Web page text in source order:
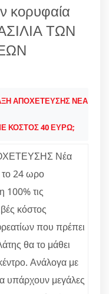
κορυφαία
ΤΩΝ
ΑΠΟΧΕΤΕΥΣΗΣ ΝΕΑ
ΚΟΣΤΟΣ 40 ΕΥΡΩ;
Νέα
το 24 ωρο
100% τις
κόστος
που πρέπει
θα το μάθει
Ανάλογα με
υπάρχουν μεγάλες